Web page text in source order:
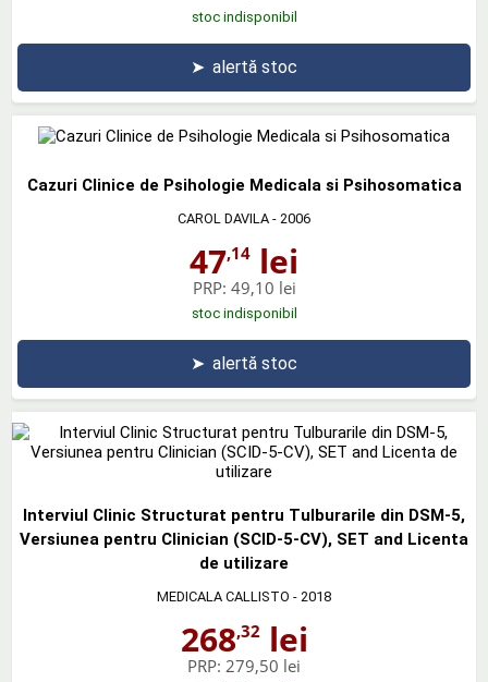
stoc indisponibil
➤ alertă stoc
Cazuri Clinice de Psihologie Medicala si Psihosomatica
CAROL DAVILA - 2006
47,14 lei
PRP: 49,10 lei
stoc indisponibil
➤ alertă stoc
Interviul Clinic Structurat pentru Tulburarile din DSM-5,
Versiunea pentru Clinician (SCID-5-CV), SET and Licenta
de utilizare
MEDICALA CALLISTO - 2018
268,32lei
PRP: 279,50 lei